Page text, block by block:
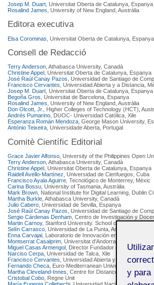
Josep M. Duart , Universitat Oberta de Catalunya, Espanya
Rosalind James , University of New England, Austràlia
Editora executiva
Elsa Corominas , Universitat Oberta de Catalunya, Espanya
Consell de Redacció
Terry Anderson , Athabasca University, Canadà
Christine Appel
, Universitat Oberta de Catalunya, Espanya
José Raúl Canay Pazos , Universidad de Santiago de
Francisco Cervantes , Universidad Abierta y a Distancia,
Josep M. Duart , Universitat Oberta de Catalunya, Espanya
Begoña Gros , Universitat de Barcelona, Espanya
Rosalind James , University of New England, Austràlia
Don Olcott, Jr.
, Higher Colleges of Technology (HCT),
Andrés Pumarino , DUOC- Universidad Católica, Xile
Esperanza Román Mendoza , George Mason University,
António Teixeira , Universidade Aberta, Portugal
Comitè Científic Editorial
Grace Javier Alfonso , University of the Philippines Open
Terry Anderson , Athabasca University, Canadà
Christine Appel , Universitat Oberta de Catalunya, Espanya
Raidell Avello-Martínez , Universidad de Cienfuegos, Cuba
Francisco Ayala Aguirre , Tecnológico de Monterrey, Mèxic
Carina Bossu , University of Tasmania, Austràlia
Mark Brown , National Institute for Digital Learning, Dublin
Martha Burkle , Athabasca University, Canadà
Julio Cabero , Universidad de Sevilla, Espanya
José Raúl Canay Pazos , Universidad de Santiago de
Sergio Cárdenas Denham , Centro de Investigación y
Martin Carnoy, Stanford University. School of Education,
Selín Carrasco , Universidad de La Punta, Argentina
Enna Carvajal , Laboratorio de Innovación en Tecnología
Montserrat Casalprim , Universitat d'Andorra, Andorra
Miguel Casas Armengol , Director Fundador de la
Narciso Cerpa , Universidad de Talca, Xile
Francisco Cervantes , Universidad Abierta y a Distancia,
Fernando Checa , Euro-Mediterranean University
Martha Cleveland-Innes , Centre for Distance Education of
Cristobal Cobo , Regne Unit
y para